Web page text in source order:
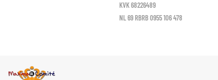
KVK 68226489
NL 69 RBRB 0955 106 478